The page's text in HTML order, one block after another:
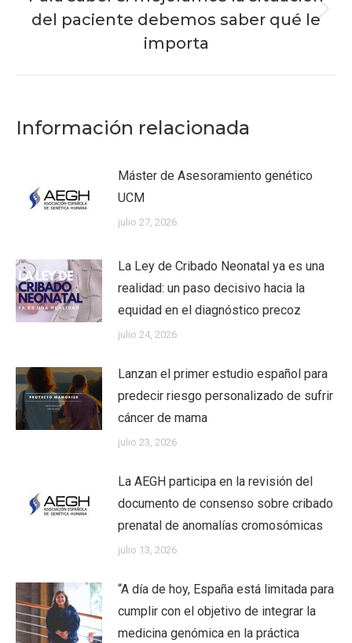
Publicación
siguiente:
del paciente debemos saber qué le
importa
Información relacionada
Máster de Asesoramiento genético
UCM
julio 27, 2026
La Ley de Cribado Neonatal ya es una
realidad: un paso decisivo hacia la
equidad en el diagnóstico precoz
julio 24, 2026
Lanzan el primer estudio español para
predecir riesgo personalizado de sufrir
cáncer de mama
julio 23, 2026
La AEGH participa en la revisión del
documento de consenso sobre cribado
prenatal de anomalías cromosómicas
julio 13, 2026
“A día de hoy, España está limitada para
cumplir con el objetivo de integrar la
medicina genómica en la práctica